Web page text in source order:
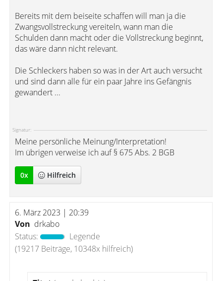
Bereits mit dem beiseite schaffen will man ja die
Zwangsvollstreckung vereiteln, wann man die
Schulden dann macht oder die Vollstreckung beginnt,
das wäre dann nicht relevant.
Die Schleckers haben so was in der Art auch versucht
und sind dann alle für ein paar Jahre ins Gefängnis
gewandert ...
Signatur:
Meine persönliche Meinung/Interpretation!
Im übrigen verweise ich auf § 675 Abs. 2 BGB
0x Hilfreich
6. März 2023 | 20:39
Von drkabo
Status:
Legende
(19217 Beiträge, 10348x hilfreich)